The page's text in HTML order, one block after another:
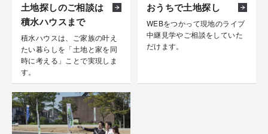
現在地で検索 路線で検索
土地探しのご相談は
積水ハウスまで
積水ハウスは、ご家族の叶え
たい暮らしを「土地と家を同
時に考える」ことで実現しま
す。
おうちで土地探し
WEBをつかって現地のライブ
中継見学やご相談をしていた
だけます。